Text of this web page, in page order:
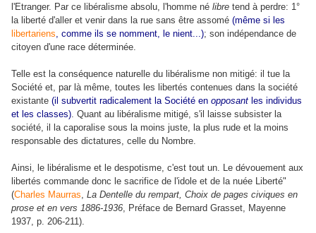
l'Etranger. Par ce libéralisme absolu, l'homme né libre tend à perdre: 1°
la liberté d'aller et venir dans la rue sans être assomé (même si les
libertariens, comme ils se nomment, le nient...); son indépendance de
citoyen d'une race déterminée.
Telle est la conséquence naturelle du libéralisme non mitigé: il tue la
Société et, par là même, toutes les libertés contenues dans la société
existante (il subvertit radicalement la Société en opposant les individus
et les classes). Quant au libéralisme mitigé, s'il laisse subsister la
société, il la caporalise sous la moins juste, la plus rude et la moins
responsable des dictatures, celle du Nombre.
Ainsi, le libéralisme et le despotisme, c'est tout un. Le dévouement aux
libertés commande donc le sacrifice de l'idole et de la nuée Liberté"
(Charles Maurras, La Dentelle du rempart, Choix de pages civiques en
prose et en vers 1886-1936, Préface de Bernard Grasset, Mayenne
1937, p. 206-211).